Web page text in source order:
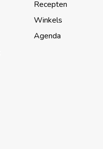
Recepten
Winkels
Agenda